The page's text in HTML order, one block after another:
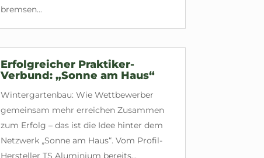
bremsen...
Erfolgreicher Praktiker-
Verbund: „Sonne am Haus“
Wintergartenbau: Wie Wettbewerber
gemeinsam mehr erreichen Zusammen
zum Erfolg – das ist die Idee hinter dem
Netzwerk „Sonne am Haus“. Vom Profil-
Hersteller TS Aluminium bereits...